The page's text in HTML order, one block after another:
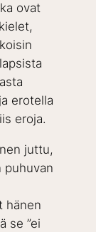
ovat
erotella
eroja.
juttu,
puhuvan
hänen
se ”ei